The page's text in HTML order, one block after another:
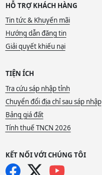
HỖ TRỢ KHÁCH HÀNG
Tin tức & Khuyến mãi
Hướng dẫn đăng tin
Giải quyết khiếu nại
TIỆN ÍCH
Tra cứu sáp nhập tỉnh
Chuyển đổi địa chỉ sau sáp nhập
Bảng giá đất
Tính thuế TNCN 2026
KẾT NỐI VỚI CHÚNG TÔI